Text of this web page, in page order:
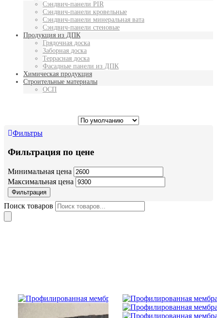
Сэндвич-панели PIR
Сэндвич-панели кровельные
Сэндвич-панели минеральная вата
Сэндвич-панели стеновые
Продукция из ДПК
Грядочная доска
Заборная доска
Террасная доска
Фасадные панели из ДПК
Химическая продукция
Строительные материалы
ОСП
Фильтры
Фильтрация по цене
Минимальная цена
Максимальная цена
Фильтрация
Поиск товаров